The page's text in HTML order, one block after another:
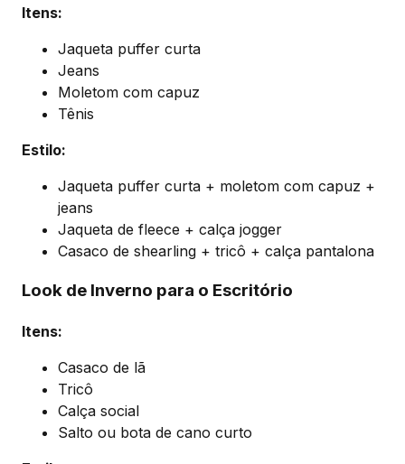
Itens:
Jaqueta puffer curta
Jeans
Moletom com capuz
Tênis
Estilo:
Jaqueta puffer curta + moletom com capuz +
jeans
Jaqueta de fleece + calça jogger
Casaco de shearling + tricô + calça pantalona
Look de Inverno para o Escritório
Itens:
Casaco de lã
Tricô
Calça social
Salto ou bota de cano curto